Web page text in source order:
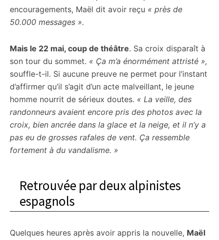
encouragements, Maël dit avoir reçu « près de
50.000 messages ».
Mais le 22 mai, coup de théâtre. Sa croix disparaît à
son tour du sommet. « Ça m’a énormément attristé »,
souffle-t-il. Si aucune preuve ne permet pour l’instant
d’affirmer qu’il s’agit d’un acte malveillant, le jeune
homme nourrit de sérieux doutes. « La veille, des
randonneurs avaient encore pris des photos avec la
croix, bien ancrée dans la glace et la neige, et il n’y a
pas eu de grosses rafales de vent. Ça ressemble
fortement à du vandalisme. »
Retrouvée par deux alpinistes
espagnols
Quelques heures après avoir appris la nouvelle, Maël